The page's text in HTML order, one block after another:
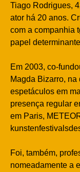
Tiago Rodrigues,
ator há 20 anos.
com a companhia
papel
Em 2003, co-
Magda Bizarro,
espetáculos em
presença regular
em Paris,
Foi, também,
nomeadamente a